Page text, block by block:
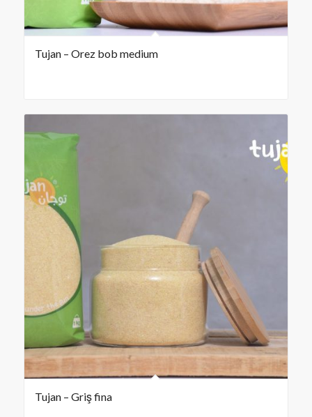
Tujan – Orez bob medium
Tujan – Griş fina